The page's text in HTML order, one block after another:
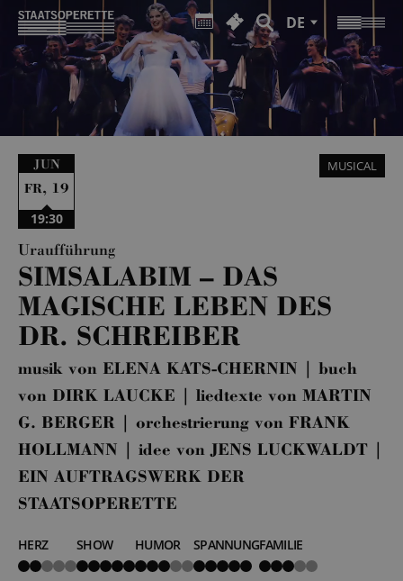
DE
JUN
FR, 19
19:30
MUSICAL
Uraufführung
SIMSALABIM – DAS
MAGISCHE LEBEN DES
DR. SCHREIBER
musik von ELENA KATS-CHERNIN | buch
von DIRK LAUCKE | liedtexte von MARTIN
G. BERGER | orchestrierung von FRANK
HOLLMANN | idee von JENS LUCKWALDT |
EIN AUFTRAGSWERK DER
STAATSOPERETTE
HERZ
2
von
SHOW
5
von
HUMOR
3
von
SPANNUNG
5
von
FAMILIE
3
von